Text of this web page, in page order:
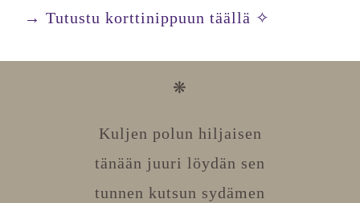
→ Tutustu korttinippuun täällä ✧
❋
Kuljen polun hiljaisen
tänään juuri löydän sen
tunnen kutsun sydämen